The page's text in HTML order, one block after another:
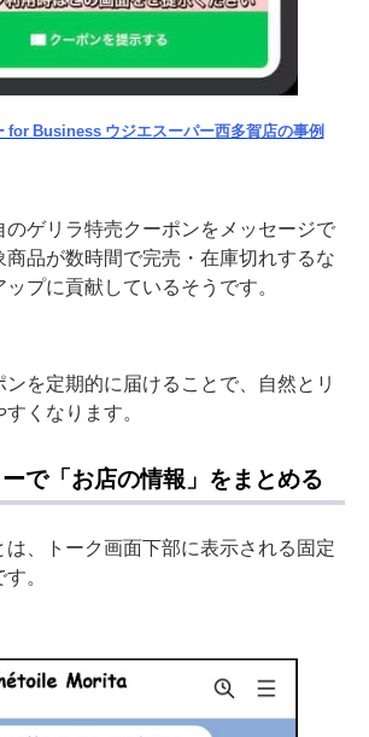
for Business ウジエスーパー西多賀店の事例
のゲリラ特売クーポンをメッセージで
商品が数時間で完売・在庫切れするな
プに貢献しているそうです。
ンを定期的に届けることで、自然とリ
くなります。
で「お店の情報」をまとめる
は、トーク画面下部に表示される固定
。